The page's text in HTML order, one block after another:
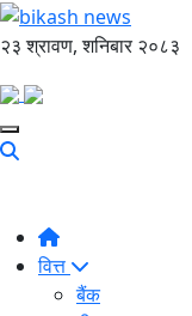
२३ श्रावण, शनिबार २०८३
वित्त
बैंक